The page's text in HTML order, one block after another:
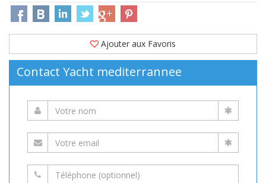
Ajouter aux Favoris
Contact Yacht mediterrannee